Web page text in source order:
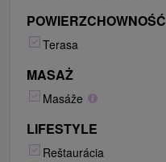
POWIERZCHOWNOŚĆ
Terasa
MASAŻ
Masáže
LIFESTYLE
Reštaurácia